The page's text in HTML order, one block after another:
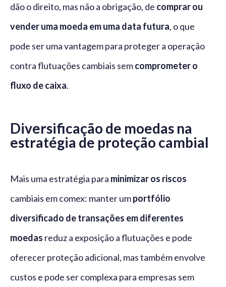
dão o direito, mas não a obrigação, de comprar ou
vender uma moeda em uma data futura, o que
pode ser uma vantagem para proteger a operação
contra flutuações cambiais semcomprometer o
fluxo de caixa.
Diversificação de moedas na
estratégia de proteção cambial
Mais uma estratégia para minimizar os riscos
cambiais em comex: manter umportfólio
diversificado de transações em diferentes
moedas reduz a exposição a flutuações e pode
oferecer proteção adicional, mas também envolve
custos e pode ser complexa para empresas sem